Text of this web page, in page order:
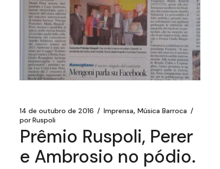
14 de outubro de 2016 Imprensa Música Barroca
porRuspoli
Prêmio Ruspoli, Perer
e Ambrosio no pódio.